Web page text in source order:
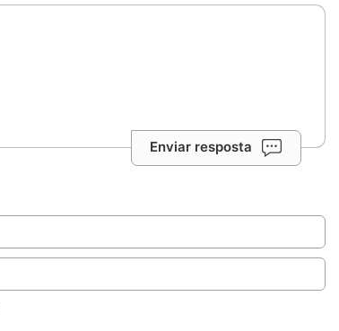
Enviar resposta